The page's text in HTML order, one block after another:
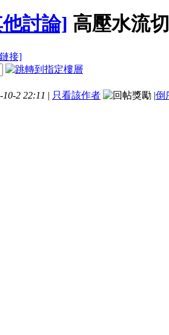
討論] 高壓水流
接]
2 22:11 | 只看該作者 |倒